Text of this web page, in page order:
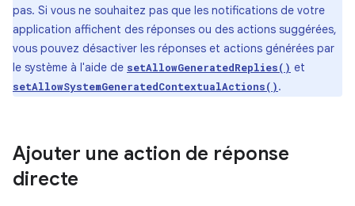
pas. Si vous ne souhaitez pas que les notifications de votre
application affichent des réponses ou des actions suggérées,
vous pouvez désactiver les réponses et actions générées par
le système à l'aide de setAllowGeneratedReplies() et
setAllowSystemGeneratedContextualActions().
Ajouter une action de réponse
directe